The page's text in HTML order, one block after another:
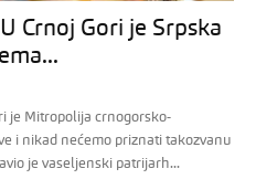
Crnoj Gori je Srpska
je Mitropolija crnogorsko-
i nikad nećemo priznati takozvanu
je vaseljenski patrijarh...